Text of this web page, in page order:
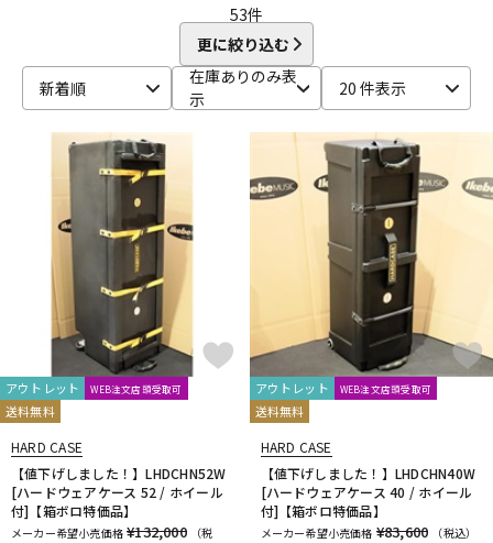
ベース ウクレレ
パーカッション
キーボード 電子ピアノ
管楽器 その他楽器
エフェクター
DJ機器 DTM
53件
更に絞り込む
新着順
在庫ありのみ表
示
20 件表示
アウトレット WEB注文店頭受取可
送料無料
HARD CASE
【値下げしました！】LHDCHN52W
[ハードウェアケース 52 / ホイール
付]【箱ボロ特価品】
メーカー希望小売価格 ¥132,000
（税
アウトレット WEB注文店頭受取可
送料無料
HARD CASE
【値下げしました！】LHDCHN40W
[ハードウェアケース 40 / ホイール
付]【箱ボロ特価品】
メーカー希望小売価格 ¥83,600
（税込）